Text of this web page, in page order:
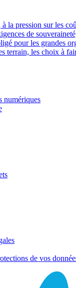
à la pression sur les
de
pour les grandes
terrain, les choix à
numériques
de vos